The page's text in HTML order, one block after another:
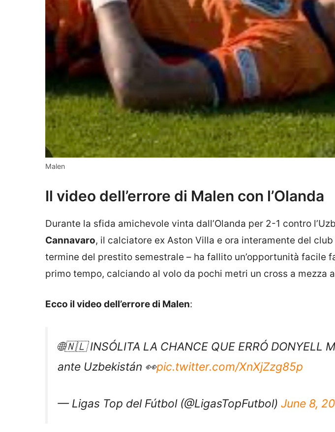
Malen
Il video dell’errore di Malen con l’Olanda
Durante la sfida amichevole vinta dall’Olanda per 2-1 contro
Cannavaro, il calciatore ex Aston Villa e ora interamente del
termine del prestito semestrale – ha fallito un’opportunità facile
primo tempo, calciando al volo da pochi metri un cross a mezza
Ecco il video dell’errore di Malen:
🌐🇳🇱 INSÓLITA LA CHANCE QUE ERRÓ DONYELL
ante Uzbekistán 👀pic.twitter.com/XnXjZzg85p
— Ligas Top del Fútbol (@LigasTopFutbol) June 8,